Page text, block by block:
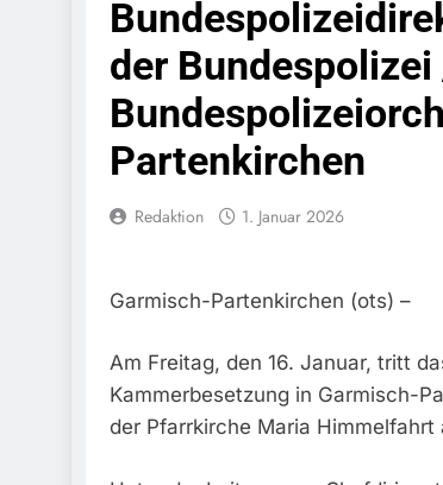
7.
6.
6.
der
Partenkirchen
Redaktion 1. Januar 2026
Garmisch-Partenkirchen (ots) –
Am Freitag, den 16. Januar, tritt
Kammerbesetzung in Garmisch-
der Pfarrkirche Maria